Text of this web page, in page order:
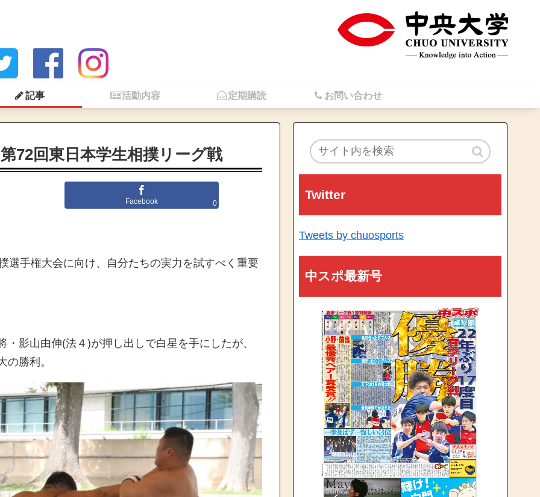
記事 活動内容 定期購読 お問い合わせ
72回東日本学生相撲リーグ戦
Facebook 0
選手権大会に向け、自分たちの実力を試すべく重要
影山由伸(法４)が押し出しで白星を手にしたが、
勝利。
Twitter
Tweets by chuosports
中スポ最新号